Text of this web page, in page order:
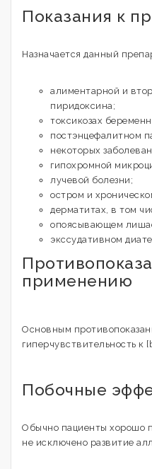
Показания к
Назначается данный
алиментарной и
пиридоксина;
токсикозах
постэнцефалитном
некоторых
гипохромной
лучевой болезни;
остром и
дерматитах, в том
опоясывающем
экссудативном
применению
Основным
гиперчувствительность к
Побочные
Обычно пациенты хорошо
не исключено развитие